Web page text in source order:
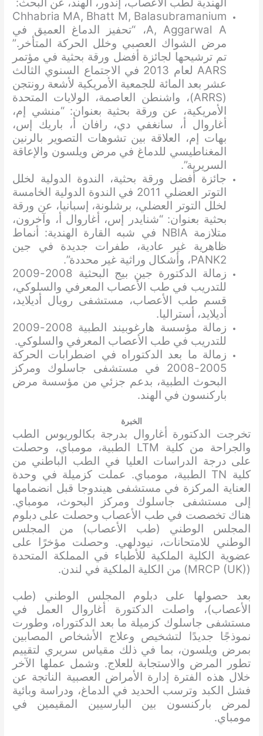
الهندية لطب الأعصاب، إندور، الهند، عن البحث:
Chhabria MA, Bhatt M, Balasubramanium
A, Aggarwal A، “تحفيز الدماغ العميق في
مرض الشواك العصبي وخلل الحركة المتأخر.”
تم ترشيحها لجائزة أفضل ورقة بحثية في مؤتمر
AARS لعام 2013 في الاجتماع السنوي الثالث
عشر بعد المائة للجمعية الأمريكية لأشعة رونتجن
(ARRS)، واشنطن العاصمة، الولايات المتحدة
الأمريكية، عن ورقة بحثية بعنوان: “منشي إم،
أغاروال أ، سانغفي دي، رافان أ، باريك إس،
بهات إم، العلاقة بين تشوهات التصوير بالرنين
المغناطيسي للدماغ في مرض ويلسون والإعاقة
السريرية”.
جائزة أفضل ورقة بحثية، الندوة الدولية لخلل
التوتر العضلي 2011 في الندوة الدولية الخامسة
لخلل التوتر العضلي، برشلونة، إسبانيا، عن ورقة
بحثية بعنوان: “شنايدر إس، أغاروال أ، وآخرون،
متلازمة NBIA في شبه القارة الهندية: أنماط
ظاهرية غير عادية، طفرات جديدة في جين
PANK2، وأشكال وراثية غير محددة”.
زمالة الدكتورة جين بيج البحثية 2008-2009
للتدريب في طب الأعصاب المعرفي والسلوكي،
قسم طب الأعصاب، مستشفى رويال أديلايد،
أديلايد، أستراليا.
زمالة مؤسسة هارغوبيند الطبية 2008-2009
للتدريب في طب الأعصاب المعرفي والسلوكي.
زمالة ما بعد الدكتوراه في اضطرابات الحركة
2005-2008 في مستشفى جاسلوك ومركز
البحوث الطبية، بدعم جزئي من مؤسسة مرض
باركنسون في الهند.
الخبرة
تخرجت الدكتورة أغاروال بدرجة بكالوريوس الطب
والجراحة من كلية LTM الطبية، مومباي، وحصلت
على درجة الدراسات العليا في الطب الباطني من
كلية TN الطبية، مومباي. عملت كزميلة في وحدة
العناية المركزة في مستشفى هيندوجا قبل انضمامها
إلى مستشفى جاسلوك ومركز البحوث، مومباي.
هناك تخصصت في طب الأعصاب وحصلت على دبلوم
المجلس الوطني (طب الأعصاب) من المجلس
الوطني للامتحانات، نيودلهي. وحصلت مؤخرًا على
عضوية الكلية الملكية للأطباء في المملكة المتحدة
(MRCP (UK)) من الكلية الملكية في لندن.
بعد حصولها على دبلوم المجلس الوطني (طب
الأعصاب)، واصلت الدكتورة أغاروال العمل في
مستشفى جاسلوك كزميلة ما بعد الدكتوراه، وطورت
نموذجًا جديدًا لتشخيص وعلاج الأشخاص المصابين
بمرض ويلسون، بما في ذلك مقياس سريري لتقييم
تطور المرض والاستجابة للعلاج. وشمل عملها الآخر
خلال هذه الفترة إدارة الأمراض العصبية الناتجة عن
فشل الكبد وترسب الحديد في الدماغ، ودراسة وبائية
لمرض باركنسون بين البارسيين المقيمين في
مومباي.